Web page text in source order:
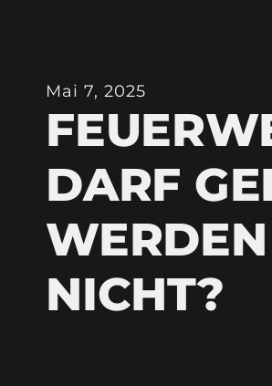
Mai 7, 2025
DARF
NICHT?